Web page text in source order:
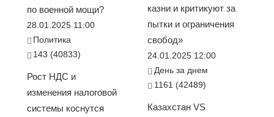
по военной мощи?
28.01.2025 11:00
Политика
143 (40833)
Рост НДС и
изменения налоговой
системы коснутся
казни и критикуют за
пытки и ограничения
свобод»
24.01.2025 12:00
День за днем
1161 (42489)
Казахстан VS